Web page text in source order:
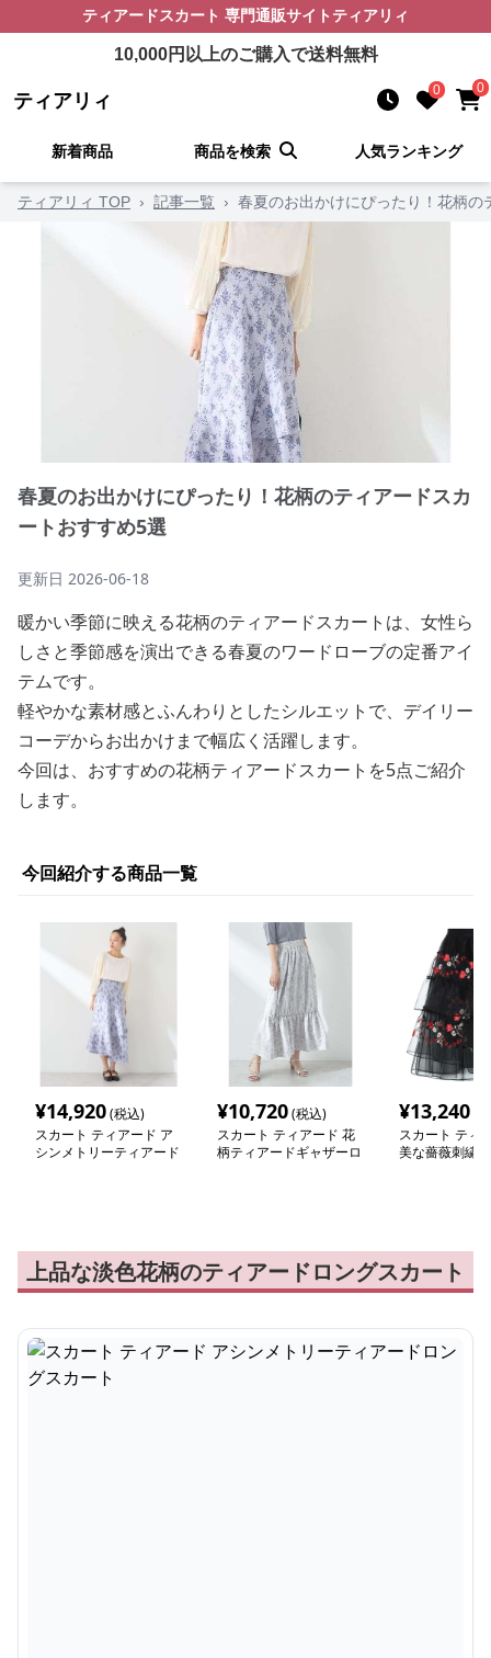
ティアードスカート 専門通販サイト ティアリィ
10,000円以上のご購入で送料無料
ティアリィ 0 0
新着商品 商品を検索 人気ランキング
ティアリィ TOP › 記事一覧 › 春夏のお出かけにぴったり！花柄
春夏のお出かけにぴったり！花柄のティアードスカ
ートおすすめ5選
更新日 2026-06-18
暖かい季節に映える花柄のティアードスカートは、女性ら
しさと季節感を演出できる春夏のワードローブの定番アイ
テムです。
軽やかな素材感とふんわりとしたシルエットで、デイリー
コーデからお出かけまで幅広く活躍します。
今回は、おすすめの花柄ティアードスカートを5点ご紹介
します。
今回紹介する商品一覧
¥14,920(税込)
スカート ティアード ア
シンメトリーティアード
¥10,720(税込)
スカート ティアード 花
柄ティアードギャザーロ
¥13,240
スカート ティ
美な薔薇刺繍
上品な淡色花柄のティアードロングスカート